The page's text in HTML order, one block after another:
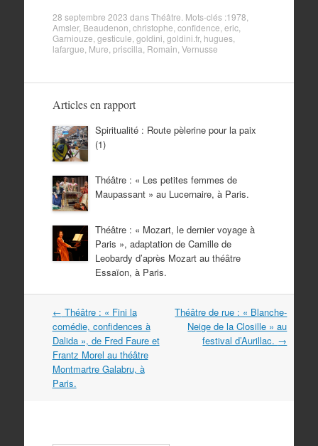
28 septembre 2023 dansThéâtre . Mots-clés :1978
Amsler, Beaudenon christophe confidence eric,
Garniouze gesticule goldini goldini.fr, hugues,
lafargue Mure priscilla Romain Vernusse
Articles en rapport
Spiritualité : Route pèlerine pour la paix
(1)
Théâtre : « Les petites femmes de
Maupassant » au Lucernaire, à Paris.
Théâtre : « Mozart, le dernier voyage à
Paris », adaptation de Camille de
Leobardy d’après Mozart au théâtre
Essaïon, à Paris.
Navigation
dans
les
articles
← Théâtre : « Fini la
comédie, confidences à
Dalida », de Fred Faure et
Frantz Morel au théâtre
Montmartre Galabru, à
Paris.
Théâtre de rue : « Blanche-
Neige de la Closille » au
festival d’Aurillac. →